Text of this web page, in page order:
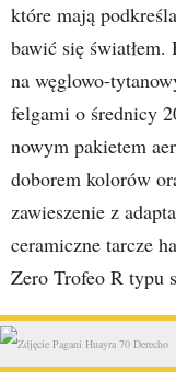
które mają
bawić się
na węglowo-
felgami o średnicy
nowym pakietem
doborem kolorów
zawieszenie z
ceramiczne tarcze
Zero Trofeo R typu